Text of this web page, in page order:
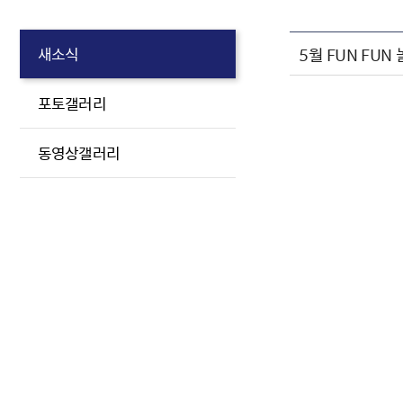
새소식
포토갤러리
동영상갤러리
5월 FUN FUN